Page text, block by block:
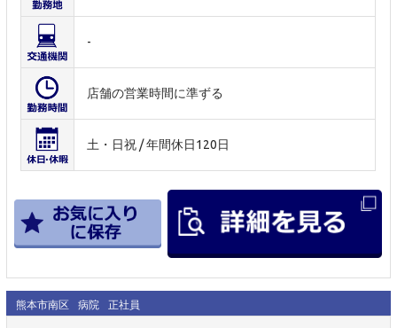
-
店舗の営業時間に準ずる
土・日祝 / 年間休日120日
熊本市南区 病院 正社員